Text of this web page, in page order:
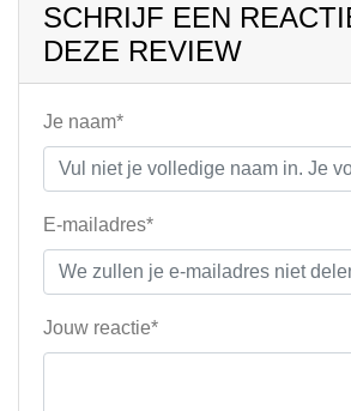
SCHRIJF EEN
DEZE REVIEW
Je naam*
E-mailadres*
Jouw reactie*